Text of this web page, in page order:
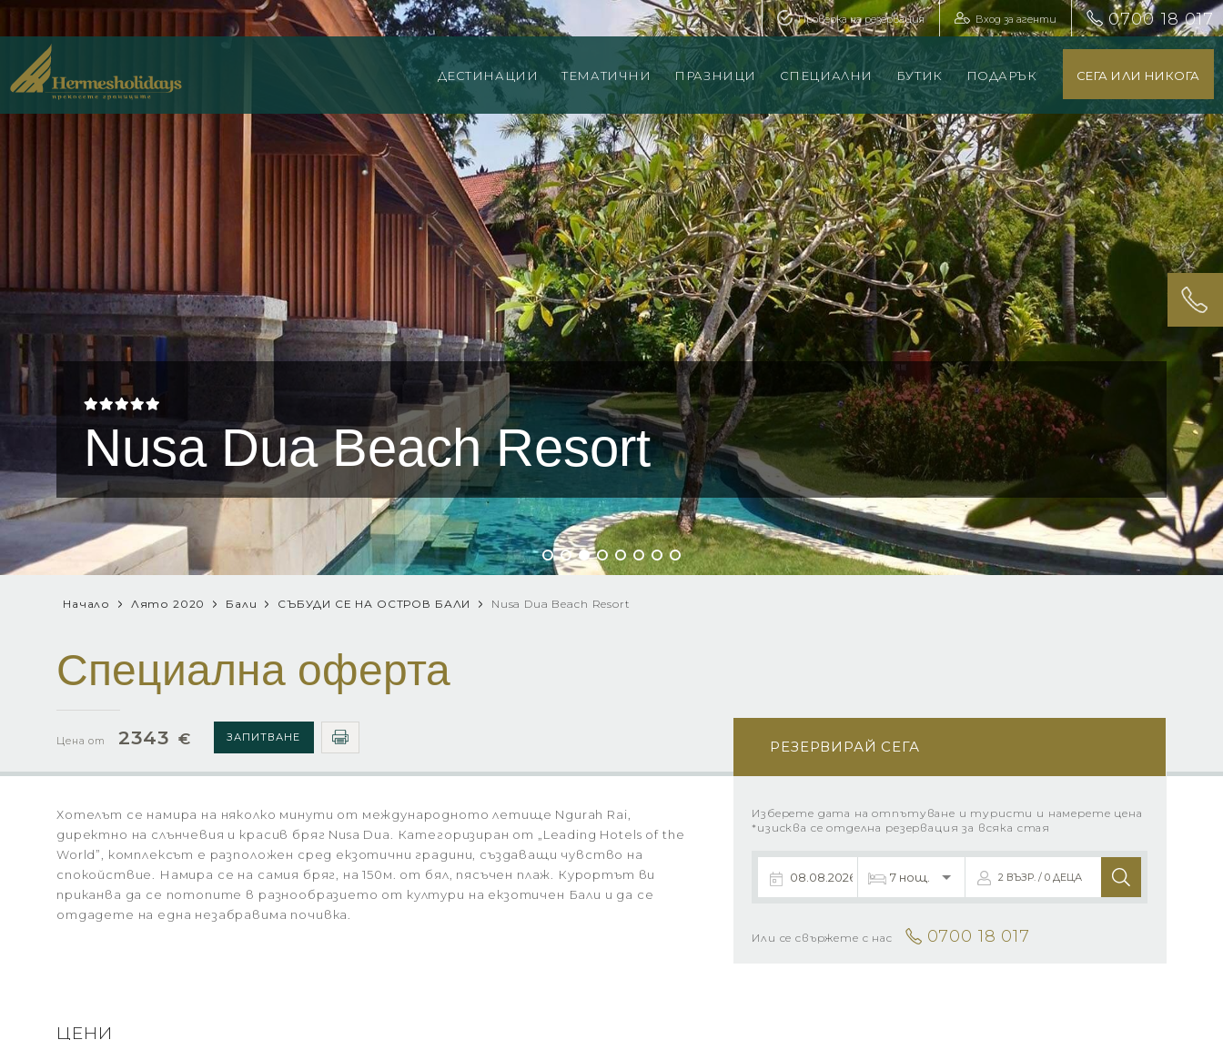
0700 18 017
Вход за агенти
Проверка на резервация
СЕГА ИЛИ НИКОГА
ДЕСТИНАЦИИ ТЕМАТИЧНИ ПРАЗНИЦИ СПЕЦИАЛНИ БУТИК ПОДАРЪК
Nusa Dua Beach Resort
Начало Лято 2020 Бали СЪБУДИ СЕ НА ОСТРОВ БАЛИ Nusa Dua Beach Resort
Специална оферта
Цена от 2343 € ЗАПИТВАНЕ
Хотелът се намира на няколко минути от международното летище Ngurah Rai,
директно на слънчевия и красив бряг Nusa Dua. Категоризиран от „Leading Hotels of the
World”, комплексът е разположен сред екзотични градини, създаващи чувство на
спокойствие. Намира се на самия бряг, на 150м. от бял, пясъчен плаж. Курортът ви
приканва да се потопите в разнообразието от култури на екзотичен Бали и да се
отдадете на една незабравима почивка.
РЕЗЕРВИРАЙ СЕГА
Изберете дата на отпътуване и туристи и намерете цена
*изисква се отделна резервация за всяка стая
2 ВЪЗР. / 0 ДЕЦА
Или се свържете с нас 0700 18 017
ЦЕНИ